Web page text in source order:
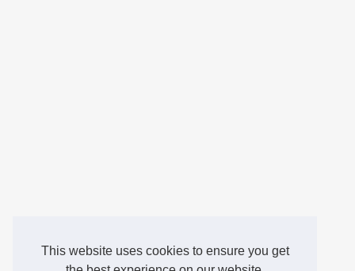
This website uses cookies to ensure you get